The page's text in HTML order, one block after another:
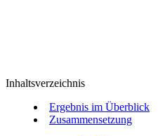
Inhaltsverzeichnis
Ergebnis im Überblick
Zusammensetzung